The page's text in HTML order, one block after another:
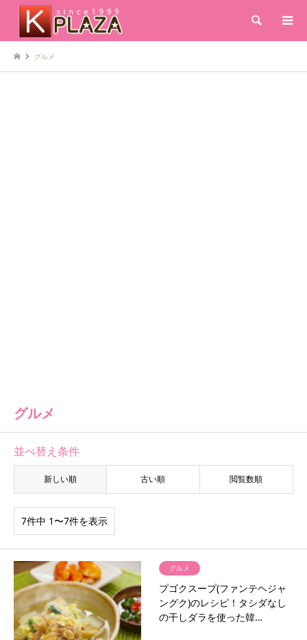
検索
グルメ
グルメ
並べ替え条件
新しい順 古い順 閲覧数順
7件中 1〜7件を表示
グルメ
プゴクスープ(ファンテヘジャ
ングク)のレシピ！タシダなし
の干しダラを使った韓…